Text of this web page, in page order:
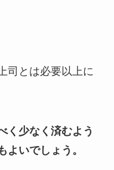
司とは必要以上に
く少なく済むよう
よいでしょう。